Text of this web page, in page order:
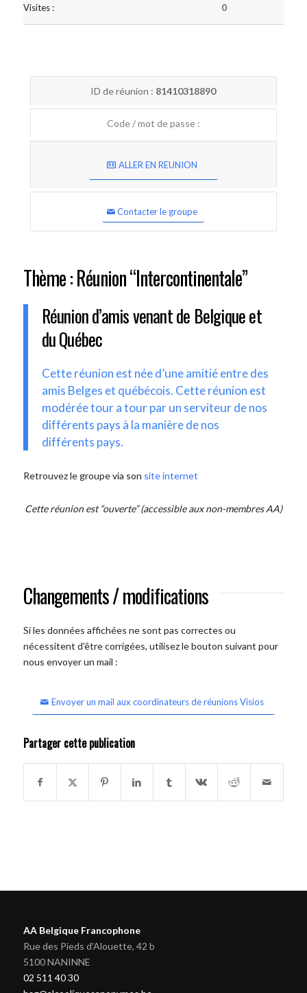
Visites : 0
ID de réunion : 81410318890
Code / mot de passe :
ALLER EN REUNION
Contacter le groupe
Thème : Réunion “Intercontinentale”
Réunion d’amis venant de Belgique et
du Québec
Cette réunion est née d’une amitié entre des
amis Belges et québécois. Cette réunion est
modérée tour a tour par un serviteur de nos
différents pays à la manière de nos
différents pays.
Retrouvez le groupe via son site internet
Cette réunion est “ouverte” (accessible aux non-membres AA)
Changements / modifications
Si les données affichées ne sont pas correctes ou
nécessitent d'être corrigées, utilisez le bouton suivant pour
nous envoyer un mail :
Envoyer un mail aux coordinateurs de réunions Visios
Partager cette publication
AA Belgique Francophone
Rue des Pieds d'Alouette, 42 b
5100 NANINNE
02 511 40 30